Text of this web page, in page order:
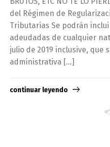
del Régimen de
Tributarias Se podrán
adeudadas de cualquier
julio de 2019 inclusive, que
administrativa […]
continuar leyendo